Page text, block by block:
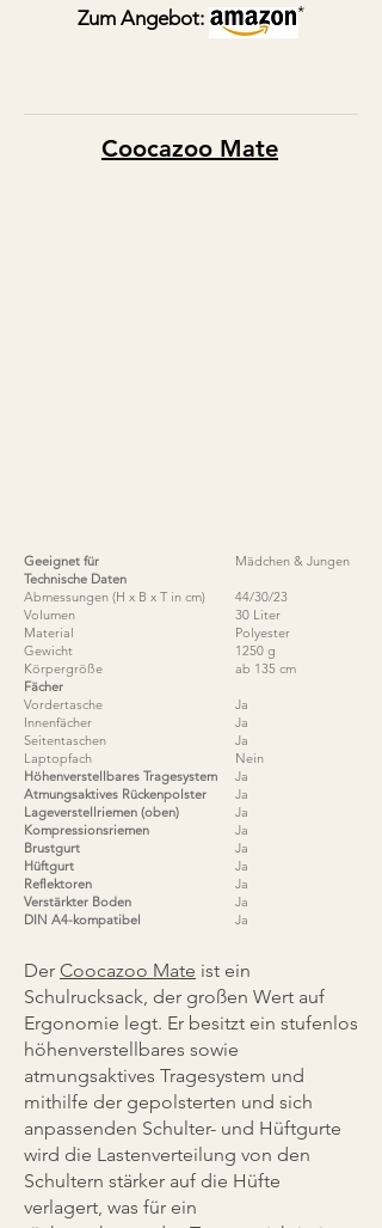
Zum Angebot: *
Coocazoo Mate
Geeignet für
Technische Daten
Abmessungen (H x B x T in cm)
Volumen
Material
Gewicht
Körpergröße
Fächer
Vordertasche
Innenfächer
Seitentaschen
Laptopfach
Höhenverstellbares Tragesystem
Atmungsaktives Rückenpolster
Lageverstellriemen (oben)
Kompressionsriemen
Brustgurt
Hüftgurt
Reflektoren
Verstärkter Boden
DIN A4-kompatibel
Mädchen & Jungen
44/30/23
30 Liter
Polyester
1250 g
ab 135 cm
Ja
Ja
Ja
Nein
Ja
Ja
Ja
Ja
Ja
Ja
Ja
Ja
Ja
Der Coocazoo Mate ist ein
Schulrucksack, der großen Wert auf
Ergonomie legt. Er besitzt ein stufenlos
höhenverstellbares sowie
atmungsaktives Tragesystem und
mithilfe der gepolsterten und sich
anpassenden Schulter- und Hüftgurte
wird die Lastenverteilung von den
Schultern stärker auf die Hüfte
verlagert, was für ein